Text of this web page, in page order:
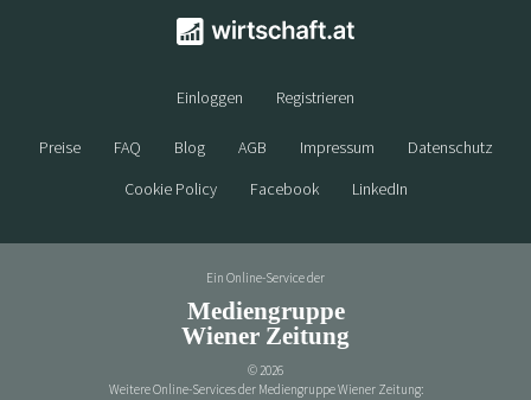
Einloggen Registrieren
Preise FAQ Blog AGB Impressum
Datenschutz
Cookie Policy
Facebook LinkedIn
Ein Online-Service der
Mediengruppe
Wiener Zeitung
© 2026
Weitere Online-Services der Mediengruppe Wiener Zeitung: